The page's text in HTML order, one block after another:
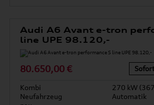
Audi A6 Avant e-tron
line UPE 98.120,-
80.650,00 €
Kombi
270 kW
Neufahrzeug
Automatik